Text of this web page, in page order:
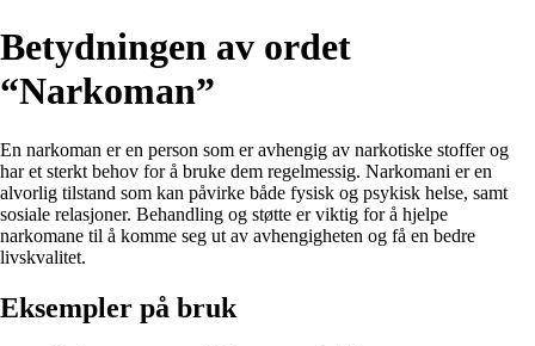
Betydningen av ordet
“Narkoman”
En narkoman er en person som er avhengig av narkotiske stoffer og
har et sterkt behov for å bruke dem regelmessig. Narkomani er en
alvorlig tilstand som kan påvirke både fysisk og psykisk helse, samt
sosiale relasjoner. Behandling og støtte er viktig for å hjelpe
narkomane til å komme seg ut av avhengigheten og få en bedre
livskvalitet.
Eksempler på bruk